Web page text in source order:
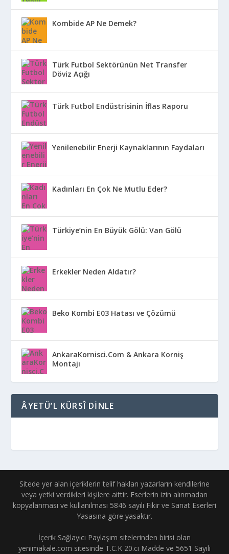
Kombide AP Ne Demek?
Türk Futbol Sektörünün Net Transfer
Döviz Açığı
Türk Futbol Endüstrisinin İflas Raporu
Yenilenebilir Enerji Kaynaklarının Faydaları
Kadınları En Çok Ne Mutlu Eder?
Türkiye’nin En Büyük Gölü: Van Gölü
Erkekler Neden Aldatır?
Beko Kombi E03 Hatası ve Çözümü
AnkaraKornisci.Com & Ankara Korniş
Montajı
ÂYETÜ’L KÜRSÎ DINLE
Sitede yer alan içeriklerin telif hakları yazarların kendilerine
veya yetki verdikleri kişilere aittir. Eserlerin izin alınmadan
kopyalanması ve kullanılması 5846 sayılı Fikir ve Sanat Eserleri
Yasasına göre yasaktır.
İçerik Sağlayıcı Paylaşım sitelerinden birisi olan
yenimakale.com sitesinde T.C.K 20.ci Madde ve 5651 Sayılı